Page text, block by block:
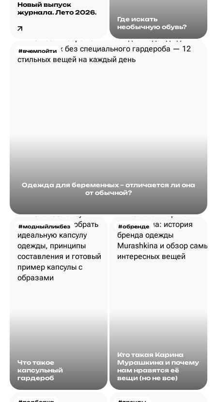
Новый выпуск
журнала. Лето 2026.
Где искать
необычную обувь?
#вчемпойти
Одежда для беременных – отличается ли она
от обычной?
#модныйликбез
Что такое
капсульный
гардероб
#обренде
Кто такая Карина
Мурашкина и почему
нам нравятся её
вещи (но не все)